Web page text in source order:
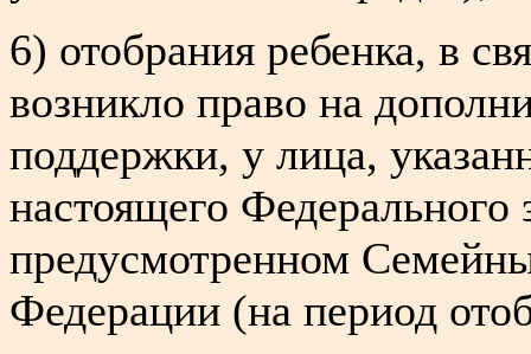
6) отобрания ребенка, в
возникло право на
поддержки, у лица,
настоящего Федерального
предусмотренном
Федерации (на период